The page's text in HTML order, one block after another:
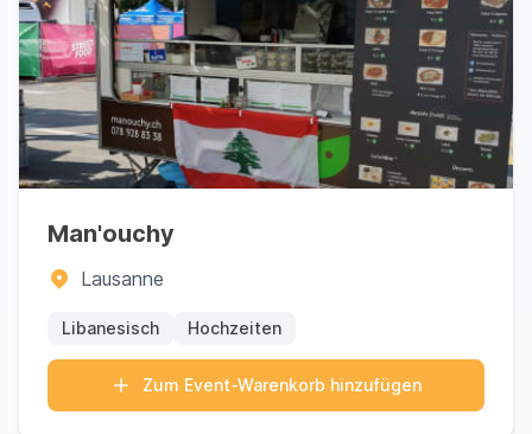
Man'ouchy
Lausanne
Libanesisch Hochzeiten
Zum Event-Warenkorb hinzufügen